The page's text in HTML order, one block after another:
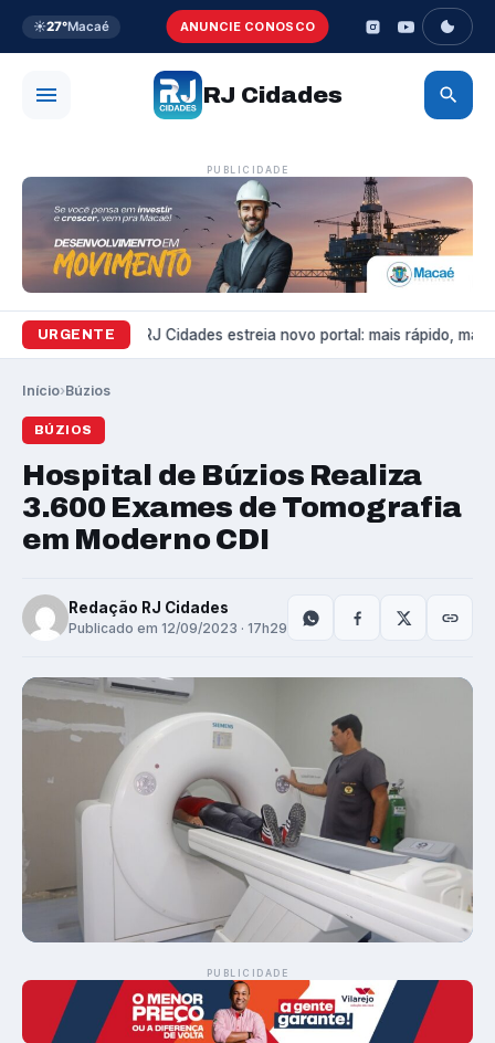
☀️27°Macaé ANUNCIE CONOSCO
RJ Cidades
PUBLICIDADE
URGENTE
Variedades RJ Cidades estreia novo portal: mais rápido,
Início›Búzios
BÚZIOS
Hospital de Búzios Realiza
3.600 Exames de Tomografia
em Moderno CDI
Redação RJ Cidades
Publicado em 12/09/2023 · 17h29
PUBLICIDADE